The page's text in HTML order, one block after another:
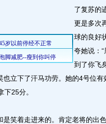
了复苏的
更是多次
球的良好
夸她说：
到了你飞
也立下了汗马功劳。她的4号位
25分。
笑着走进来的。肯定老将的出